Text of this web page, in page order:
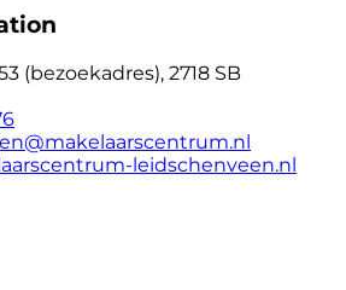
(bezoekadres), 2718 SB
leidschenveen.nl